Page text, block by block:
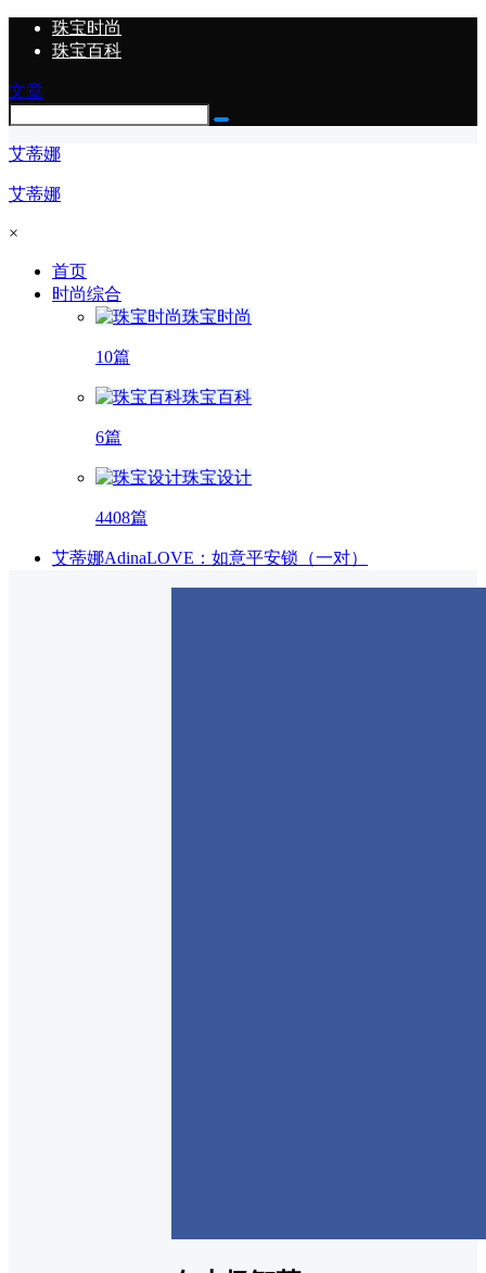
珠宝时尚
珠宝百科
文章
艾蒂娜
艾蒂娜
×
首页
时尚综合
珠宝时尚
10篇
珠宝百科
6篇
珠宝设计
4408篇
艾蒂娜AdinaLOVE：如意平安锁（一对）